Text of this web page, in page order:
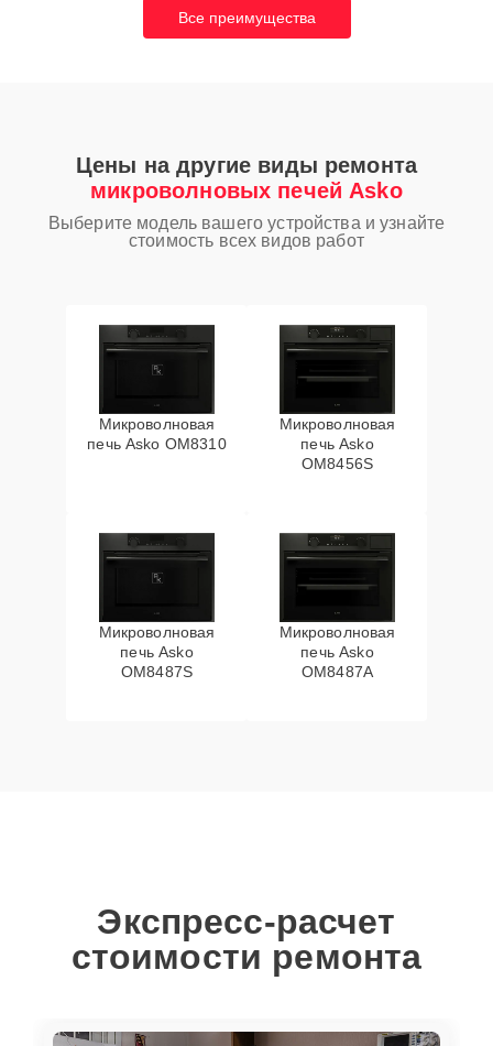
Все преимущества
Цены на другие виды ремонта
микроволновых печей Asko
Выберите модель вашего устройства и узнайте
стоимость всех видов работ
Микроволновая
печь Asko OM8310
Микроволновая
печь Asko
OM8456S
Микроволновая
печь Asko
OM8487S
Микроволновая
печь Asko
OM8487A
Экспресс-расчет
стоимости ремонта